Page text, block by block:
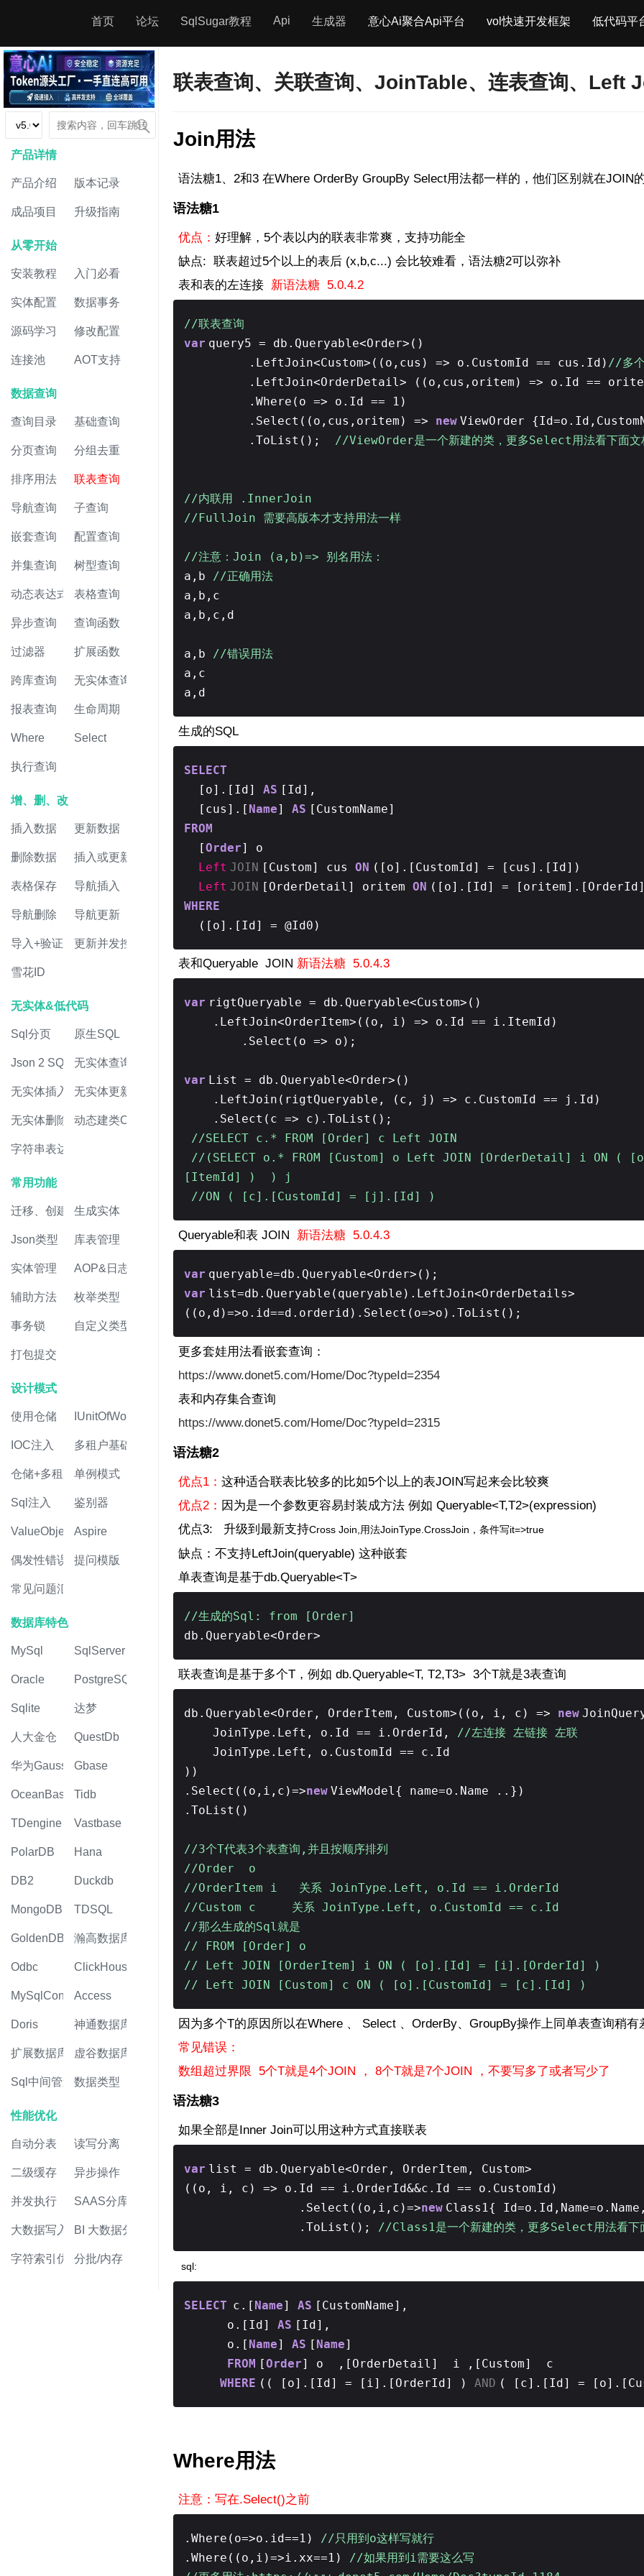
首页 论坛 SqlSugar教程 Api 生成器 意心Ai聚合Api平台 vol快速开发框架 低代码平
产品详情
产品介绍 版本记录
成品项目 升级指南
从零开始
安装教程 入门必看
实体配置 数据事务
源码学习 修改配置
连接池 AOT支持
数据查询
查询目录 基础查询
分页查询 分组去重
排序用法 联表查询
导航查询 子查询
嵌套查询 配置查询
并集查询 树型查询
动态表达式 表格查询
异步查询 查询函数
过滤器 扩展函数
跨库查询 无实体查询
报表查询 生命周期
Where Select
执行查询
增、删、改
插入数据 更新数据
删除数据 插入或更新
表格保存 导航插入
导航删除 导航更新
导入+验证 更新并发控制
雪花ID
无实体&低代码
Sql分页 原生SQL
Json 2 SQL 无实体查询
无实体插入 无实体更新
无实体删除 动态建类CRUD
字符串表达式
常用功能
迁移、创建表生成实体
Json类型 库表管理
实体管理 AOP&日志
辅助方法 枚举类型
事务锁 自定义类型
打包提交
设计模式
使用仓储 IUnitOfWork
IOC注入 多租户基础
仓储+多租户单例模式
Sql注入 鉴别器
ValueObject值对象
Aspire
偶发性错误 提问模版
常见问题汇总
数据库特色
MySql SqlServer
Oracle PostgreSQL
Sqlite 达梦
人大金仓 QuestDb
华为Gauss Gbase
OceanBase Tidb
TDengine Vastbase
PolarDB Hana
DB2 Duckdb
MongoDB TDSQL
GoldenDB 瀚高数据库
Odbc ClickHouse
MySqlConnector
Access
Doris 神通数据库
扩展数据库 虚谷数据库
Sql中间管道 数据类型
性能优化
自动分表 读写分离
二级缓存 异步操作
并发执行 SAAS分库
大数据写入 BI 大数据分析
字符索引优化分批/内存
联表查询、关联查询、JoinTable、连表查询、Left
Join用法
语法糖1、2和3 在Where OrderBy GroupBy Select用法都一样的，他们区别就在JOIN
语法糖1
优点： 好理解，5个表以内的联表非常爽，支持功能全
缺点: 联表超过5个以上的表后 (x,b,c...) 会比较难看，语法糖2可以弥补
表和表的左连接 新语法糖 5.0.4.2
//联表查询
var query5 = db.Queryable<Order>()
.LeftJoin<Custom>((o,cus) => o.CustomId == cus.Id) //多个
.LeftJoin<OrderDetail> ((o,cus,oritem) => o.Id ==
.Where(o => o.Id == 1)
.Select((o,cus,oritem) => new ViewOrder
.ToList();
//ViewOrder是一个新建的类，更多Select用法看下面文
//内联用 .InnerJoin
//FullJoin 需要高版本才支持用法一样
//注意：Join (a,b)=> 别名用法：
a,b
//正确用法
a,b,c
a,b,c,d
a,b
//错误用法
a,c
a,d
生成的SQL
SELECT
[o].[Id] AS [Id],
[cus].[ Name] AS [CustomName]
FROM
[Order] o
Left JOIN [Custom] cus ON ([o].[CustomId] = [cus].[Id])
Left JOIN [OrderDetail] oritem ON ([o].[Id] =
WHERE
([o].[Id] = @Id0)
表和Queryable JOIN 新语法糖 5.0.4.3
var rigtQueryable = db.Queryable<Custom>()
.LeftJoin<OrderItem>((o, i) => o.Id == i.ItemId)
.Select(o => o);
var List = db.Queryable<Order>()
.LeftJoin(rigtQueryable, (c, j) => c.CustomId == j.Id)
.Select(c => c).ToList();
//SELECT c.* FROM [Order] c Left JOIN
//(SELECT o.* FROM [Custom] o Left JOIN [OrderDetail] i
[ItemId] ) ) j
//ON ( [c].[CustomId] = [j].[Id] )
Queryable和表 JOIN 新语法糖 5.0.4.3
var queryable=db.Queryable<Order>();
var list=db.Queryable(queryable).LeftJoin<OrderDetails>
((o,d)=>o.id==d.orderid).Select(o=>o).ToList();
更多套娃用法看嵌套查询：
https://www.donet5.com/Home/Doc?typeId=2354
表和内存集合查询
https://www.donet5.com/Home/Doc?typeId=2315
语法糖2
优点1： 这种适合联表比较多的比如5个以上的表JOIN写起来会比较爽
优点2： 因为是一个参数更容易封装成方法 例如 Queryable<T,T2>(expression)
优点3: 升级到最新支持Cross Join,用法JoinType.CrossJoin，条件写it=>true
缺点：不支持LeftJoin(queryable) 这种嵌套
单表查询是基于db.Queryable<T>
//生成的Sql: from [Order]
db.Queryable<Order>
联表查询是基于多个T，例如 db.Queryable<T, T2,T3> 3个T就是3表查询
db.Queryable<Order, OrderItem, Custom>((o, i, c) => new
JoinType.Left, o.Id == i.OrderId, //左连接 左链接 左联
JoinType.Left, o.CustomId == c.Id
))
.Select((o,i,c)=>new ViewModel{ name=o.Name ..})
.ToList()
//3个T代表3个表查询,并且按顺序排列
//Order o
//OrderItem i 关系 JoinType.Left, o.Id == i.OrderId
//Custom c 关系 JoinType.Left, o.CustomId == c.Id
//那么生成的Sql就是
// FROM [Order] o
// Left JOIN [OrderItem] i ON ( [o].[Id] = [i].[OrderId] )
// Left JOIN [Custom] c ON ( [o].[CustomId] = [c].[Id] )
因为多个T的原因所以在Where 、 Select 、OrderBy、GroupBy操作上同单表查询稍有
常见错误：
数组超过界限 5个T就是4个JOIN ， 8个T就是7个JOIN ，不要写多了或者写少了
语法糖3
如果全部是Inner Join可以用这种方式直接联表
var list = db.Queryable<Order, OrderItem, Custom>
((o, i, c) => o.Id == i.OrderId&&c.Id == o.CustomId)
.Select((o,i,c)=>new Class1{
.ToList(); //Class1是一个新建的类，更多Select用法看下
sql:
SELECT c.[ Name] AS [CustomName],
o.[Id] AS [Id],
o.[ Name] AS [ Name]
FROM [Order] o ,[OrderDetail] i ,[Custom] c
WHERE (( [o].[Id] = [i].[OrderId] ) AND ( [c].[Id] =
Where用法
注意：写在.Select()之前
.Where(o=>o.id==1) //只用到o这样写就行
.Where((o,i)=>i.xx==1) //如果用到i需要这么写